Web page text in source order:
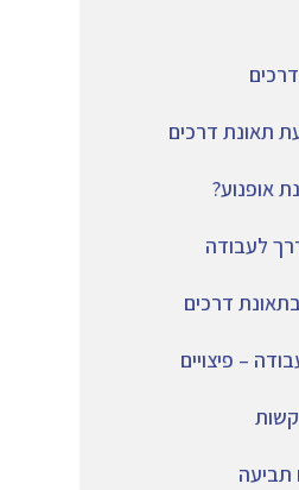
תאונת דרכים
אופנוע?
לעבודה
דרכים
– פיצויים
קשות
תביעה